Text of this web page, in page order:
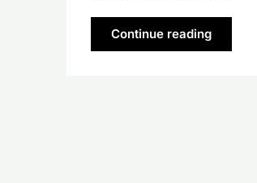
Continue reading